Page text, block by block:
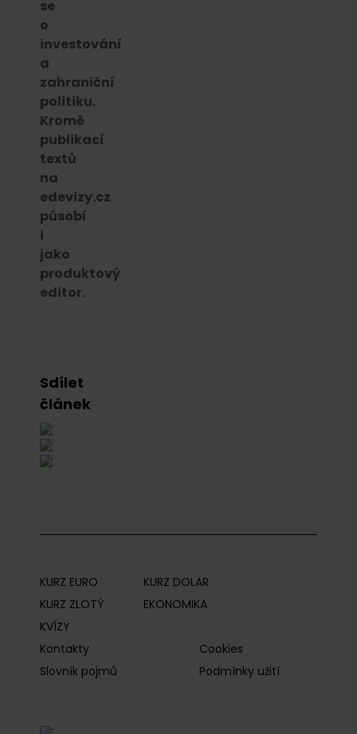
se
o
investování
a
zahraniční
politiku.
Kromě
publikací
textů
na
edevizy.cz
působí
i
jako
produktový
editor.
Sdílet
článek
KURZ EURO
KURZ DOLAR
KURZ ZLOTÝ
EKONOMIKA
KVÍZY
Kontakty
Cookies
Slovník pojmů
Podmínky užití